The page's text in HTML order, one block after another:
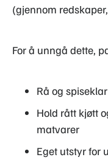
(gjennom
For å unngå dette,
Rå og
Hold rått kjøtt
matvarer
Eget utstyr for